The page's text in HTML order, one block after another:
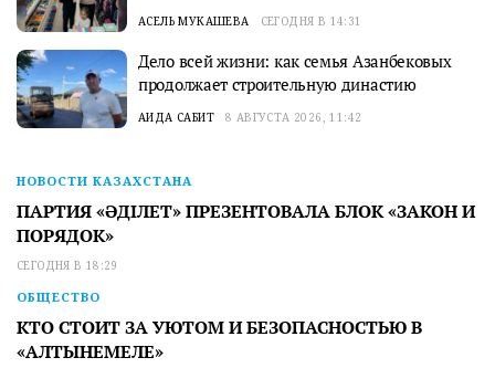
АСЕЛЬ МУКАШЕВА СЕГОДНЯ В 14:31
Дело всей жизни: как семья Азанбековых
продолжает строительную династию
АИДА САБИТ 8 АВГУСТА 2026, 11:42
НОВОСТИ КАЗАХСТАНА
ПАРТИЯ «ӘДІЛЕТ» ПРЕЗЕНТОВАЛА БЛОК «ЗАКОН И
ПОРЯДОК»
СЕГОДНЯ В 18:29
ОБЩЕСТВО
КТО СТОИТ ЗА УЮТОМ И БЕЗОПАСНОСТЬЮ В
«АЛТЫНЕМЕЛЕ»